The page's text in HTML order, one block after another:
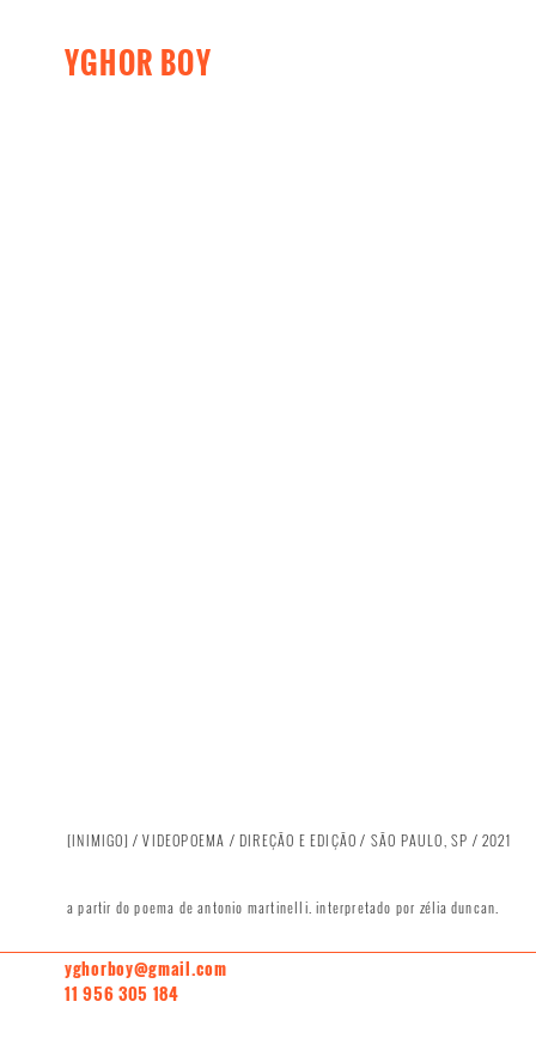
YGHOR BOY
[INIMIGO] / VIDEOPOEMA / DIREÇÃO E EDIÇÃO / SÃO PAULO, SP / 2021
a partir do poema de antonio martinelli. interpretado por zélia duncan.
yghorboy@gmail.com
11 956 305 184